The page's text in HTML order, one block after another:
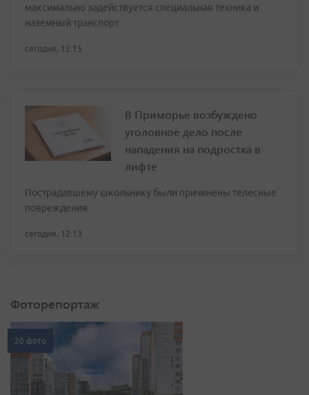
максимально задействуется специальная техника и
наземный транспорт
сегодня, 12:15
В Приморье возбуждено
уголовное дело после
нападения на подростка в
лифте
Пострадавшему школьнику были причинены телесные
повреждения
сегодня, 12:13
Фоторепортаж
20 фото